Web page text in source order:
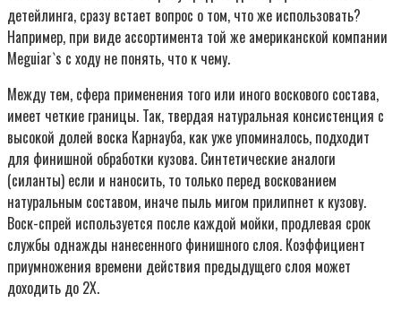
детейлинга, сразу встает вопрос о том, что же использовать?
Например, при виде ассортимента той же американской компании
Meguiar`s с ходу не понять, что к чему.
Между тем, сфера применения того или иного воскового состава,
имеет четкие границы. Так, твердая натуральная консистенция с
высокой долей воска Карнауба, как уже упоминалось, подходит
для финишной обработки кузова. Синтетические аналоги
(силанты) если и наносить, то только перед воскованием
натуральным составом, иначе пыль мигом прилипнет к кузову.
Воск-спрей используется после каждой мойки, продлевая срок
службы однажды нанесенного финишного слоя. Коэффициент
приумножения времени действия предыдущего слоя может
доходить до 2Х.